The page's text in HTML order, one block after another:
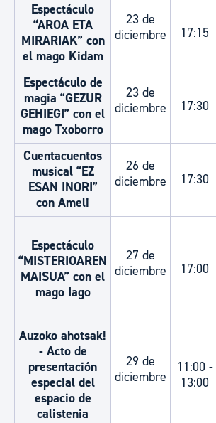
Espectáculo
“AROA ETA
MIRARIAK” con
el mago Kidam
23 de
diciembre
17:15
Espectáculo de
magia “GEZUR
GEHIEGI” con el
mago Txoborro
23 de
diciembre
17:30
Cuentacuentos
musical “EZ
ESAN INORI”
con Ameli
26 de
diciembre
17:30
Espectáculo
“MISTERIOAREN
MAISUA” con el
mago Iago
27 de
diciembre
17:00
Auzoko ahotsak!
- Acto de
presentación
especial del
espacio de
calistenia
29 de
diciembre
11:00 -
13:00